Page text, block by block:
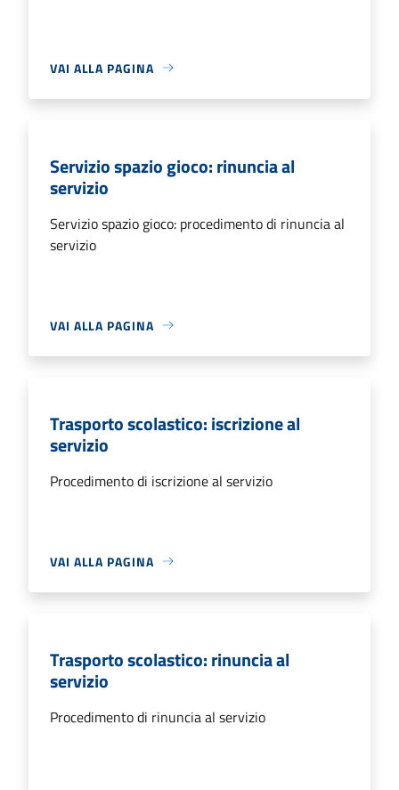
VAI ALLA PAGINA
Servizio spazio gioco: rinuncia al
servizio
Servizio spazio gioco: procedimento di rinuncia al
servizio
VAI ALLA PAGINA
Trasporto scolastico: iscrizione al
servizio
Procedimento di iscrizione al servizio
VAI ALLA PAGINA
Trasporto scolastico: rinuncia al
servizio
Procedimento di rinuncia al servizio